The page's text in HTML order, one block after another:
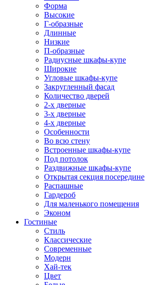
Форма
Высокие
Г-образные
Длинные
Низкие
П-образные
Радиусные шкафы-купе
Широкие
Угловые шкафы-купе
Закругленный фасад
Количество дверей
2-х дверные
3-х дверные
4-х дверные
Особенности
Во всю стену
Встроенные шкафы-купе
Под потолок
Раздвижные шкафы-купе
Открытая секция посередине
Распашные
Гардероб
Для маленького помещения
Эконом
Гостиные
Стиль
Классические
Современные
Модерн
Хай-тек
Цвет